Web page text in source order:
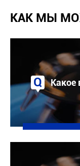
КАК МЫ
Q Какое
A